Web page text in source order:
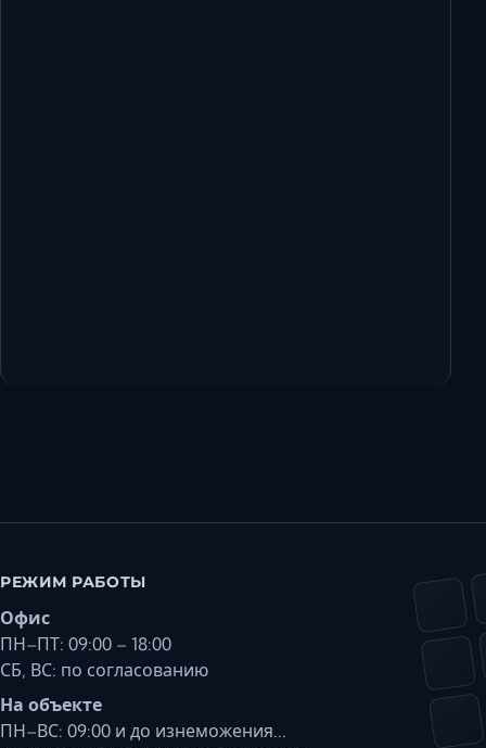
РЕЖИМ РАБОТЫ
Офис
ПН–ПТ: 09:00 – 18:00
СБ, ВС: по согласованию
На объекте
ПН–ВС: 09:00 и до изнеможения...